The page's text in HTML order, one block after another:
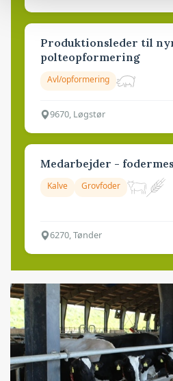
Produktionsleder til
polteopformering
Avl/opformering
9670, Løgstør
Medarbejder -
Kalve Grovfoder
6270, Tønder